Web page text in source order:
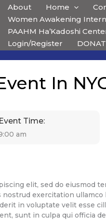
About Home
Women Awakening
PAAHM Ha’Kadoshi
Login/Register
In
Event Time:
am
elit, sed do eiusmod
nostrud exercitation
in voluptate velit esse
sunt in culpa qui officia